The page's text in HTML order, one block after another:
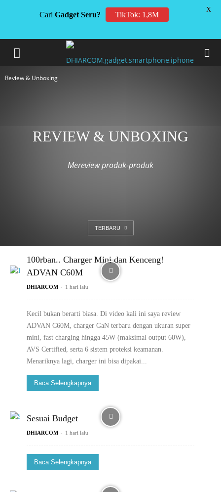
Review & Unboxing
REVIEW & UNBOXING
Mereview produk-produk
TERBARU
100rban.. Charger Mini dan Kenceng!
ADVAN C60M
DHIARCOM - 1 hari lalu
Kecil bukan berarti biasa. Di video kali ini saya review
ADVAN C60M, charger GaN terbaru dengan ukuran super
mini, fast charging hingga 45W (maksimal output 60W),
AVS Certified, serta 6 sistem proteksi keamanan.
Menariknya lagi, charger ini bisa dipakai...
Baca Selengkapnya
Sesuai Budget
DHIARCOM - 1 hari lalu
Baca Selengkapnya
Cari Gadget Seru? TikTok: 1,8M
X